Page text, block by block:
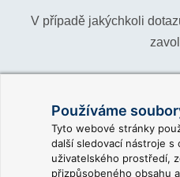
Používáme
Tyto webové stránky
další sledovací nástroje s
uživatelského prostředí,
přizpůsobeného obsahu
V případě jakýchkoli
Informace:
Obchod: